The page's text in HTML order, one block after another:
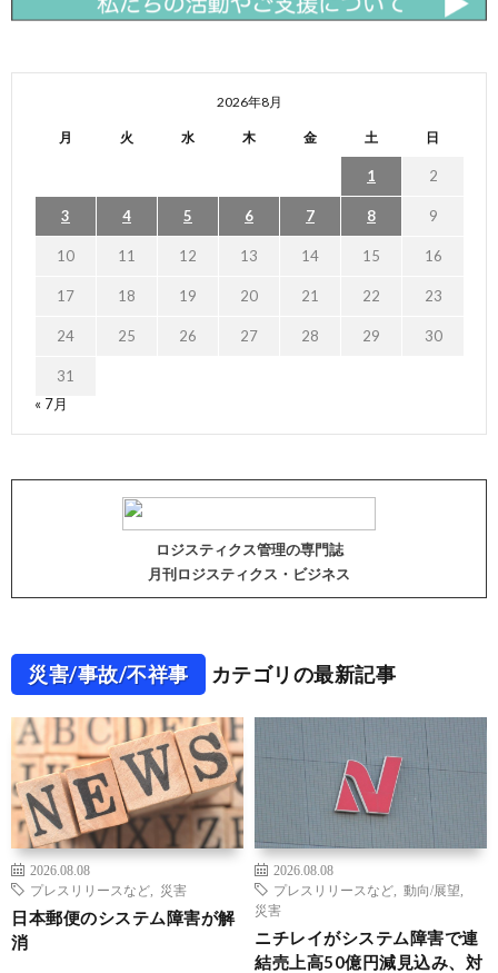
2026年8月
月 火 水 木 金 土 日
1 2
3 4 5 6 7 8 9
10 11 12 13 14 15 16
17 18 19 20 21 22 23
24 25 26 27 28 29 30
31
« 7月
ロジスティクス管理の専門誌
月刊ロジスティクス・ビジネス
災害/事故/不祥事 カテゴリの最新記事
2026.08.08
プレスリリースなど
災害
日本郵便のシステム障害が解
消
2026.08.08
プレスリリースなど
動向/展望
災害
ニチレイがシステム障害で連
結売上高50億円減見込み、対